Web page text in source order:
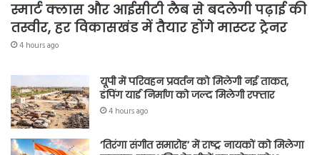
स्मार्ट क्लास और आईसीटी लैब से बदलेगी पढ़ाई की
तस्वीर, हर विकासखंड में तैयार होंगे मास्टर ट्रेनर
4 hours ago
यूपी में परिवहन प्रवर्तन को मिलेगी नई ताकत,
डंपिंग यार्ड निर्माण को जल्द मिलेगी रफ्तार
4 hours ago
‘तिरंगा संगीत समारोह’ में राष्ट्र नायकों को मिलेगा